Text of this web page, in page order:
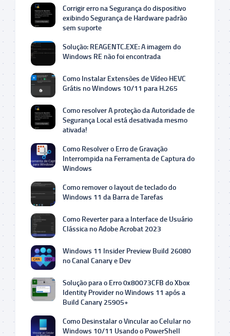
Corrigir erro na Segurança do dispositivo
exibindo Segurança de Hardware padrão
sem suporte
Solução: REAGENTC.EXE: A imagem do
Windows RE não foi encontrada
Como Instalar Extensões de Vídeo HEVC
Grátis no Windows 10/11 para H.265
Como resolver A proteção da Autoridade de
Segurança Local está desativada mesmo
ativada!
Como Resolver o Erro de Gravação
Interrompida na Ferramenta de Captura do
Windows
Como remover o layout de teclado do
Windows 11 da Barra de Tarefas
Como Reverter para a Interface de Usuário
Clássica no Adobe Acrobat 2023
Windows 11 Insider Preview Build 26080
no Canal Canary e Dev
Solução para o Erro 0x80073CFB do Xbox
Identity Provider no Windows 11 após a
Build Canary 25905+
Como Desinstalar o Vincular ao Celular no
Windows 10/11 Usando o PowerShell